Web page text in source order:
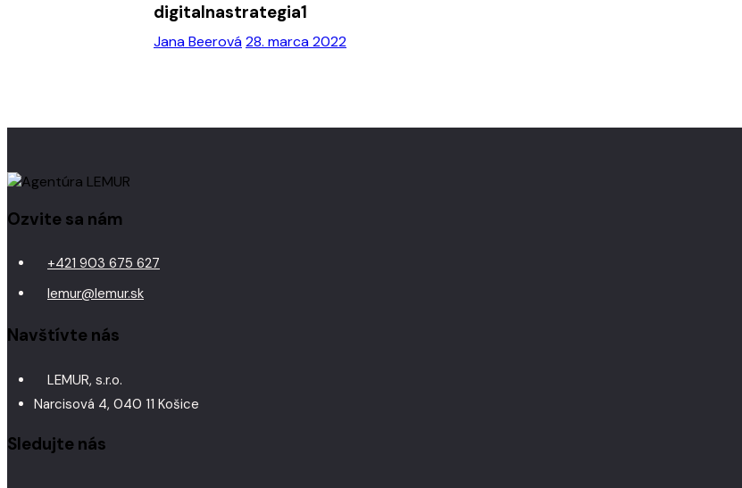
Jana Beerová28. marca 2022
digitalnastrategia1
Ozvite sa nám
+421 903 675 627
lemur@lemur.sk
Navštívte nás
LEMUR, s.r.o.
Narcisová 4, 040 11 Košice
Sledujte nás